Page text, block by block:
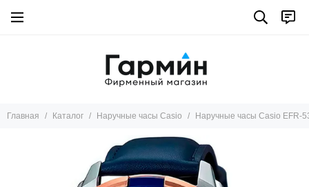
Главная Каталог Наручные часы Casio Наручные часы Casio EFR-